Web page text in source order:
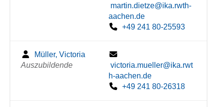
martin.dietze@ika.rwth-
aachen.de
+49 241 80-25593
Müller, Victoria
Auszubildende
victoria.mueller@ika.rwt
h-aachen.de
+49 241 80-26318